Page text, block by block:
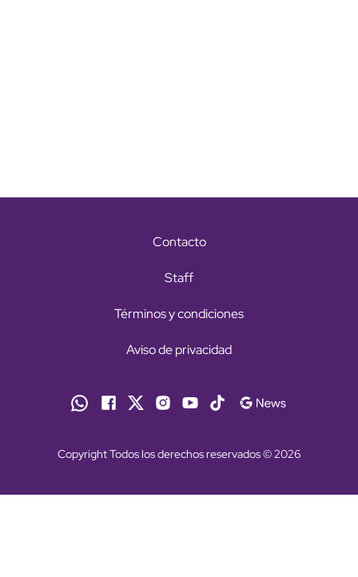
Contacto
Staff
Términos y condiciones
Aviso de privacidad
Copyright Todos los derechos reservados © 2026